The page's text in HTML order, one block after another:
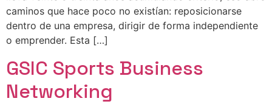
caminos que hace poco no existían: reposicionarse
dentro de una empresa, dirigir de forma independiente
o emprender. Esta […]
GSIC Sports Business
Networking